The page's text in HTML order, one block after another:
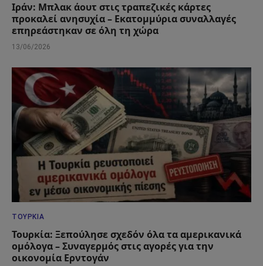
Ιράν: Μπλακ άουτ στις τραπεζικές κάρτες
προκαλεί ανησυχία – Εκατομμύρια συναλλαγές
επηρεάστηκαν σε όλη τη χώρα
13/06/2026
ΤΟΥΡΚΊΑ
Τουρκία: Ξεπούλησε σχεδόν όλα τα αμερικανικά
ομόλογα – Συναγερμός στις αγορές για την
οικονομία Ερντογάν